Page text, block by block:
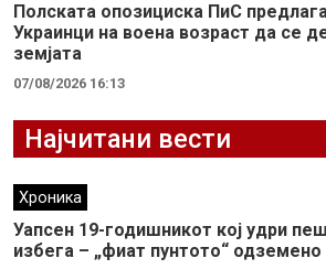
Полската опозициска ПиС
Украинци на воена возраст да се
земјата
07/08/2026 16:13
Најчитани вести
Хроника
Уапсен 19-годишникот кој удри
избега – „фиат пунтото“ одземено